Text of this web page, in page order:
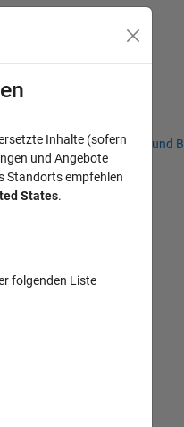
Studierende und
Inhalte (sofern
und Angebote
Standorts empfehlen
States.
folgenden Liste